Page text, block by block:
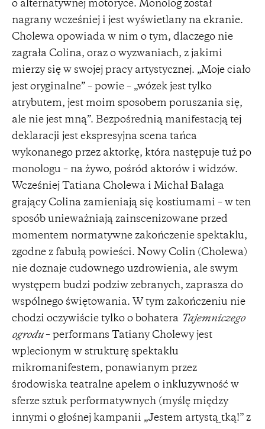
o alternatywnej motoryce. Monolog został
nagrany wcześniej i jest wyświetlany na ekranie.
Cholewa opowiada w nim o tym, dlaczego nie
zagrała Colina, oraz o wyzwaniach, z jakimi
mierzy się w swojej pracy artystycznej. „Moje ciało
jest oryginalne” – powie – „wózek jest tylko
atrybutem, jest moim sposobem poruszania się,
ale nie jest mną”. Bezpośrednią manifestacją tej
deklaracji jest ekspresyjna scena tańca
wykonanego przez aktorkę, która następuje tuż po
monologu – na żywo, pośród aktorów i widzów.
Wcześniej Tatiana Cholewa i Michał Bałaga
grający Colina zamieniają się kostiumami – w ten
sposób unieważniają zainscenizowane przed
momentem normatywne zakończenie spektaklu,
zgodne z fabułą powieści. Nowy Colin (Cholewa)
nie doznaje cudownego uzdrowienia, ale swym
występem budzi podziw zebranych, zaprasza do
wspólnego świętowania. W tym zakończeniu nie
chodzi oczywiście tylko o bohatera Tajemniczego
ogrodu– performans Tatiany Cholewy jest
wplecionym w strukturę spektaklu
mikromanifestem, ponawianym przez
środowiska teatralne apelem o inkluzywność w
sferze sztuk performatywnych (myślę między
innymi o głośnej kampanii „Jestem artystą_tką!” z